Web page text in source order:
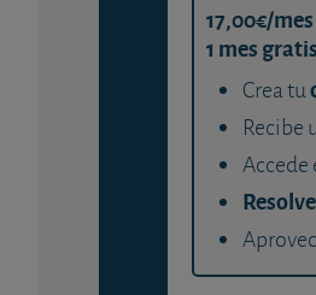
17,00€/mes
1 mes
Crea tu
Recibe
Accede